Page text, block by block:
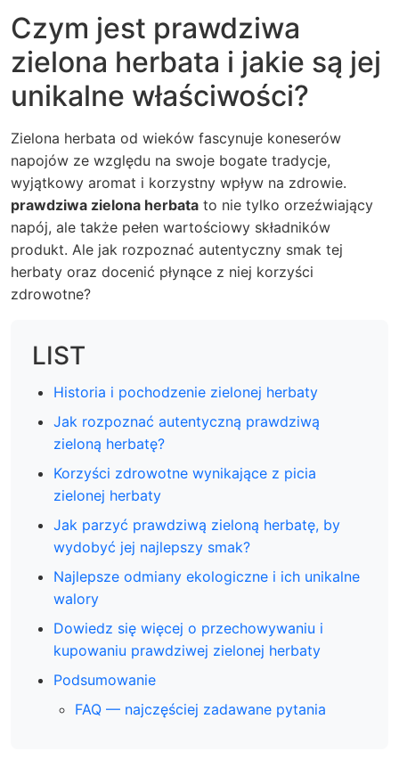
Czym jest prawdziwa
zielona herbata i jakie są jej
unikalne właściwości?
Zielona herbata od wieków fascynuje koneserów
napojów ze względu na swoje bogate tradycje,
wyjątkowy aromat i korzystny wpływ na zdrowie.
prawdziwa zielona herbata to nie tylko orzeźwiający
napój, ale także pełen wartościowy składników
produkt. Ale jak rozpoznać autentyczny smak tej
herbaty oraz docenić płynące z niej korzyści
zdrowotne?
LIST
Historia i pochodzenie zielonej herbaty
Jak rozpoznać autentyczną prawdziwą
zieloną herbatę?
Korzyści zdrowotne wynikające z picia
zielonej herbaty
Jak parzyć prawdziwą zieloną herbatę, by
wydobyć jej najlepszy smak?
Najlepsze odmiany ekologiczne i ich unikalne
walory
Dowiedz się więcej o przechowywaniu i
kupowaniu prawdziwej zielonej herbaty
Podsumowanie
FAQ — najczęściej zadawane pytania